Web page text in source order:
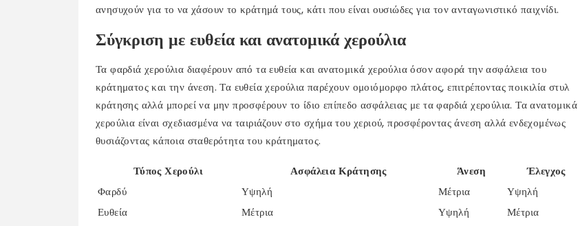
ανησυχούν για το να χάσουν το κράτημά τους, κάτι που είναι ουσιώδες για τον ανταγωνιστικό παιχνίδι.
Σύγκριση με ευθεία και ανατομικά χερούλια
Τα φαρδιά χερούλια διαφέρουν από τα ευθεία και ανατομικά χερούλια όσον αφορά την ασφάλεια του
κράτηματος και την άνεση. Τα ευθεία χερούλια παρέχουν ομοιόμορφο πλάτος, επιτρέποντας ποικιλία στυλ
κράτησης αλλά μπορεί να μην προσφέρουν το ίδιο επίπεδο ασφάλειας με τα φαρδιά χερούλια. Τα ανατομικά
χερούλια είναι σχεδιασμένα να ταιριάζουν στο σχήμα του χεριού, προσφέροντας άνεση αλλά ενδεχομένως
θυσιάζοντας κάποια σταθερότητα του κράτηματος.
Τύπος Χερούλι Ασφάλεια Κράτησης Άνεση
Έλεγχος
Φαρδύ
Υψηλή Μέτρια
Υψηλή
Ευθεία
Μέτρια Υψηλή
Μέτρια